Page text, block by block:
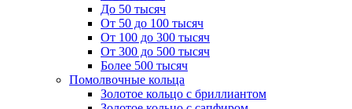
До 50 тысяч
От 50 до 100 тысяч
От 100 до 300 тысяч
От 300 до 500 тысяч
Более 500 тысяч
Помолвочные кольца
Золотое кольцо с бриллиантом